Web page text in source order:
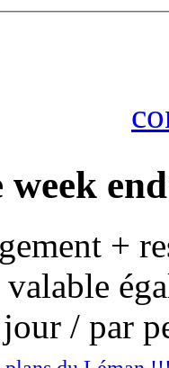
week
+
/ par